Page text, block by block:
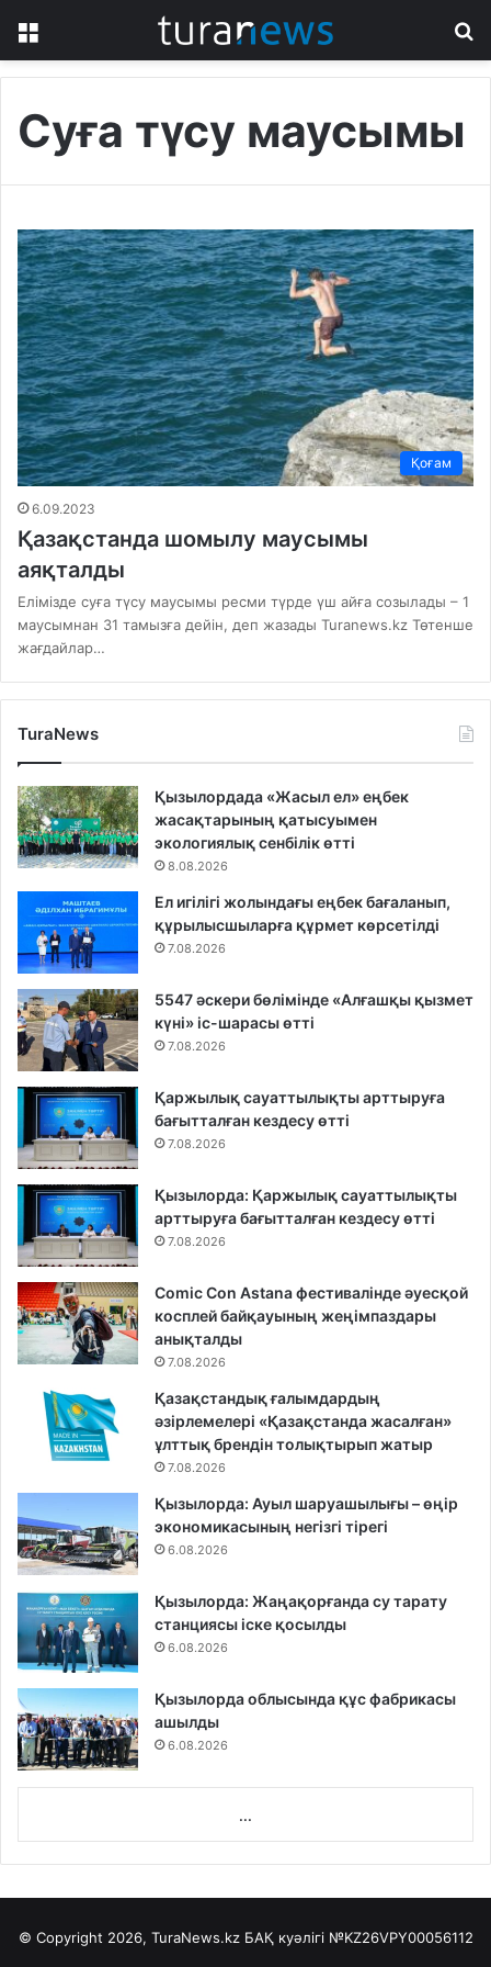
Суға түсу маусымы
Қоғам
6.09.2023
Қазақстанда шомылу маусымы
аяқталды
Елімізде суға түсу маусымы ресми түрде үш айға созылады – 1
маусымнан 31 тамызға дейін, деп жазады Turanews.kz Төтенше
жағдайлар…
TuraNews
Қызылордада «Жасыл ел» еңбек
жасақтарының қатысуымен
экологиялық сенбілік өтті
8.08.2026
Ел игілігі жолындағы еңбек бағаланып,
құрылысшыларға құрмет көрсетілді
7.08.2026
5547 әскери бөлімінде «Алғашқы қызмет
күні» іс-шарасы өтті
7.08.2026
Қаржылық сауаттылықты арттыруға
бағытталған кездесу өтті
7.08.2026
Қызылорда: Қаржылық сауаттылықты
арттыруға бағытталған кездесу өтті
7.08.2026
Comic Con Astana фестивалінде әуесқой
косплей байқауының жеңімпаздары
анықталды
7.08.2026
Қазақстандық ғалымдардың
әзірлемелері «Қазақстанда жасалған»
ұлттық брендін толықтырып жатыр
7.08.2026
Қызылорда: Ауыл шаруашылығы – өңір
экономикасының негізгі тірегі
6.08.2026
Қызылорда: Жаңақорғанда су тарату
станциясы іске қосылды
6.08.2026
Қызылорда облысында құс фабрикасы
ашылды
6.08.2026
...
© Copyright 2026, TuraNews.kz БАҚ куәлігі №KZ26VPY00056112